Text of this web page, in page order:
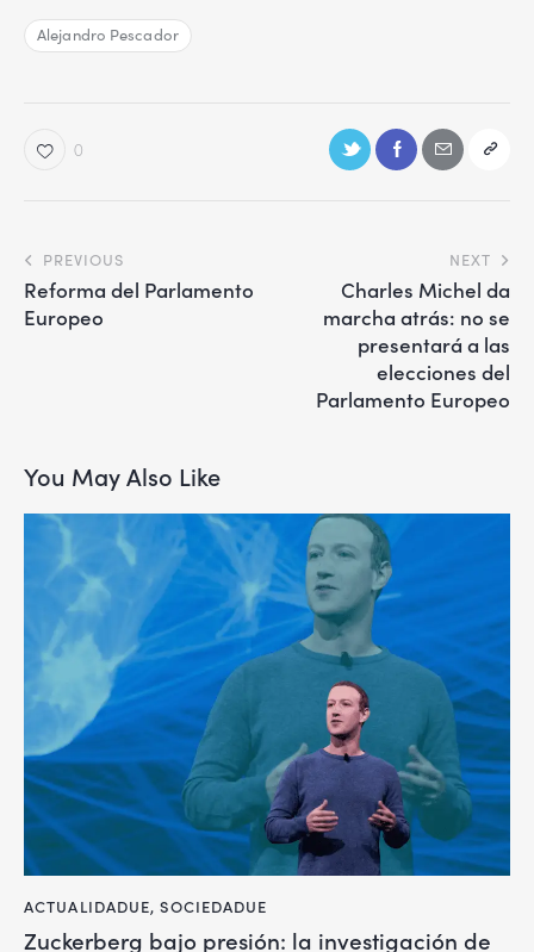
Alejandro Pescador
0
PREVIOUS
Reforma del Parlamento
Europeo
NEXT
Charles Michel da
marcha atrás: no se
presentará a las
elecciones del
Parlamento Europeo
You May Also Like
ACTUALIDADUE,SOCIEDADUE
Zuckerberg bajo presión: la investigación de